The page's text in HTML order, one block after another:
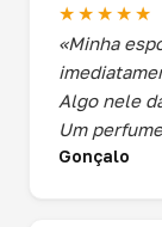
★★★★★
«Minha
Algo nele
Um
Gonçalo